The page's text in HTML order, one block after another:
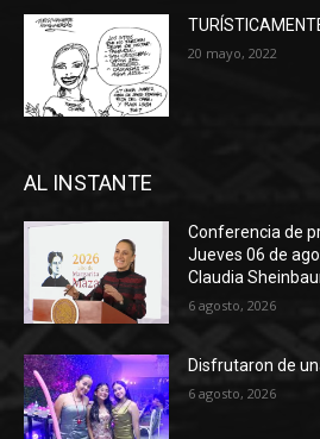
20 mayo, 2022
AL INSTANTE
Conferencia de
Jueves 06 de
Claudia
6 agosto, 2026
Disfrutaron de
6 agosto, 2026